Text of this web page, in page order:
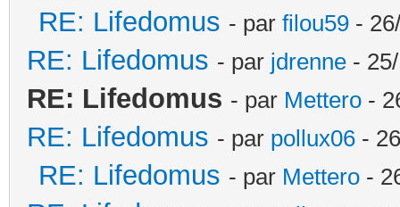
RE: Lifedomus - par filou59 -
RE: Lifedomus - par jdrenne -
RE: Lifedomus - par Mettero -
RE: Lifedomus - par pollux06 -
RE: Lifedomus - par Mettero -